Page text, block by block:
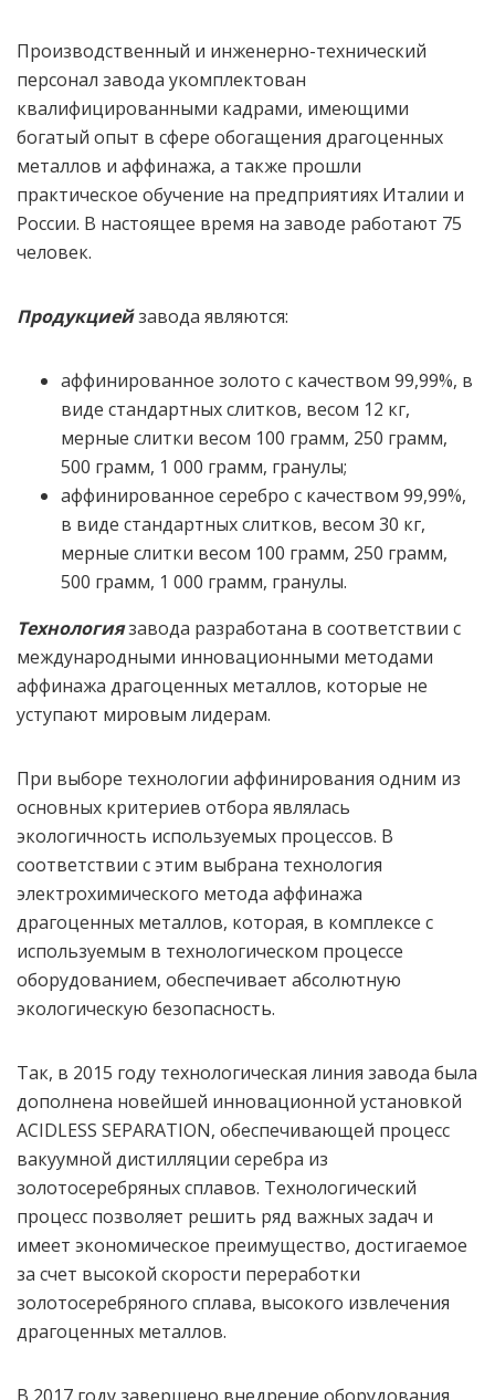
Производственный и инженерно-технический
персонал завода укомплектован
квалифицированными кадрами, имеющими
богатый опыт в сфере обогащения драгоценных
металлов и аффинажа, а также прошли
практическое обучение на предприятиях Италии и
России. В настоящее время на заводе работают 75
человек.
Продукциейзавода являются:
аффинированное золото с качеством 99,99%, в
виде стандартных слитков, весом 12 кг,
мерные слитки весом 100 грамм, 250 грамм,
500 грамм, 1 000 грамм, гранулы;
аффинированное серебро с качеством 99,99%,
в виде стандартных слитков, весом 30 кг,
мерные слитки весом 100 грамм, 250 грамм,
500 грамм, 1 000 грамм, гранулы.
Технологиязавода разработана в соответствии с
международными инновационными методами
аффинажа драгоценных металлов, которые не
уступают мировым лидерам.
При выборе технологии аффинирования одним из
основных критериев отбора являлась
экологичность используемых процессов. В
соответствии с этим выбрана технология
электрохимического метода аффинажа
драгоценных металлов, которая, в комплексе с
используемым в технологическом процессе
оборудованием, обеспечивает абсолютную
экологическую безопасность.
Так, в 2015 году технологическая линия завода была
дополнена новейшей инновационной установкой
ACIDLESS SEPARATION, обеспечивающей процесс
вакуумной дистилляции серебра из
золотосеребряных сплавов. Технологический
процесс позволяет решить ряд важных задач и
имеет экономическое преимущество, достигаемое
за счет высокой скорости переработки
золотосеребряного сплава, высокого извлечения
драгоценных металлов.